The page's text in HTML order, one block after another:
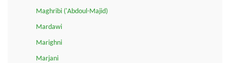
Maghribi ('Abdoul-Majid)
Mardawi
Marighni
Marjani